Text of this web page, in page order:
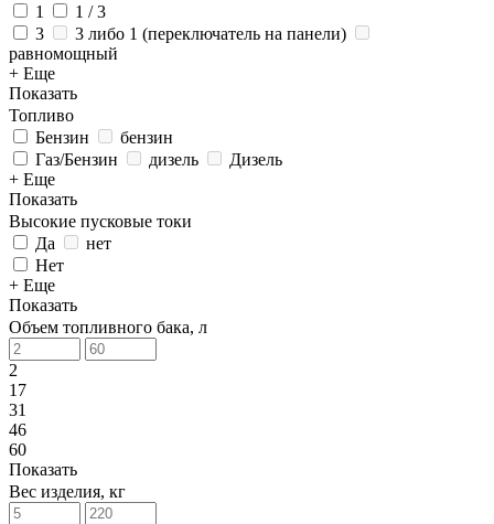
1
1 / 3
3
3 либо 1 (переключатель на панели)
равномощный
+ Еще
Показать
Топливо
Бензин
бензин
Газ/Бензин
дизель
Дизель
+ Еще
Показать
Высокие пусковые токи
Да
нет
Нет
+ Еще
Показать
Объем топливного бака, л
2
17
31
46
60
Показать
Вес изделия, кг